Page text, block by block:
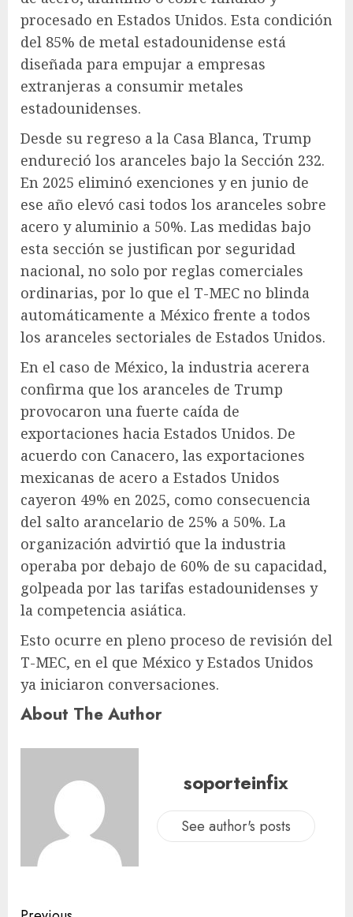
procesado en Estados Unidos. Esta condición
del 85% de metal estadounidense está
diseñada para empujar a empresas
extranjeras a consumir metales
estadounidenses.
Desde su regreso a la Casa Blanca, Trump
endureció los aranceles bajo la Sección 232.
En 2025 eliminó exenciones y en junio de
ese año elevó casi todos los aranceles sobre
acero y aluminio a 50%. Las medidas bajo
esta sección se justifican por seguridad
nacional, no solo por reglas comerciales
ordinarias, por lo que el T-MEC no blinda
automáticamente a México frente a todos
los aranceles sectoriales de Estados Unidos.
En el caso de México, la industria acerera
confirma que los aranceles de Trump
provocaron una fuerte caída de
exportaciones hacia Estados Unidos. De
acuerdo con Canacero, las exportaciones
mexicanas de acero a Estados Unidos
cayeron 49% en 2025, como consecuencia
del salto arancelario de 25% a 50%. La
organización advirtió que la industria
operaba por debajo de 60% de su capacidad,
golpeada por las tarifas estadounidenses y
la competencia asiática.
Esto ocurre en pleno proceso de revisión del
T-MEC, en el que México y Estados Unidos
ya iniciaron conversaciones.
About The Author
soporteinfix
See author's posts